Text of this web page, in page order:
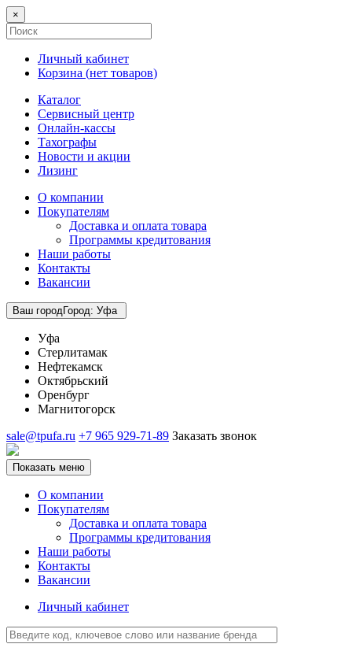
×
Личный кабинет
Корзина (нет товаров)
Каталог
Сервисный центр
Онлайн-кассы
Тахографы
Новости и акции
Лизинг
О компании
Покупателям
Доставка и оплата товара
Программы кредитования
Наши работы
Контакты
Вакансии
Ваш городГород: Уфа
Уфа
Стерлитамак
Нефтекамск
Октябрьский
Оренбург
Магнитогорск
sale@tpufa.ru +7 965 929-71-89 Заказать звонок
Показать меню
О компании
Покупателям
Доставка и оплата товара
Программы кредитования
Наши работы
Контакты
Вакансии
Личный кабинет